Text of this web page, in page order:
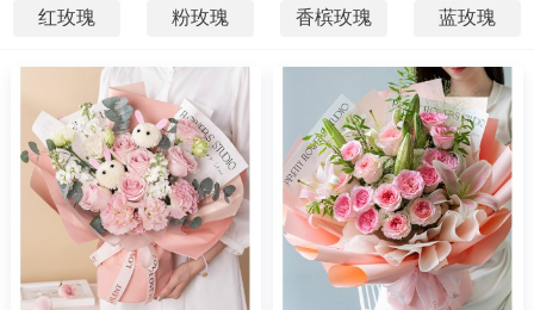
红玫瑰 粉玫瑰 香槟玫瑰 蓝玫瑰